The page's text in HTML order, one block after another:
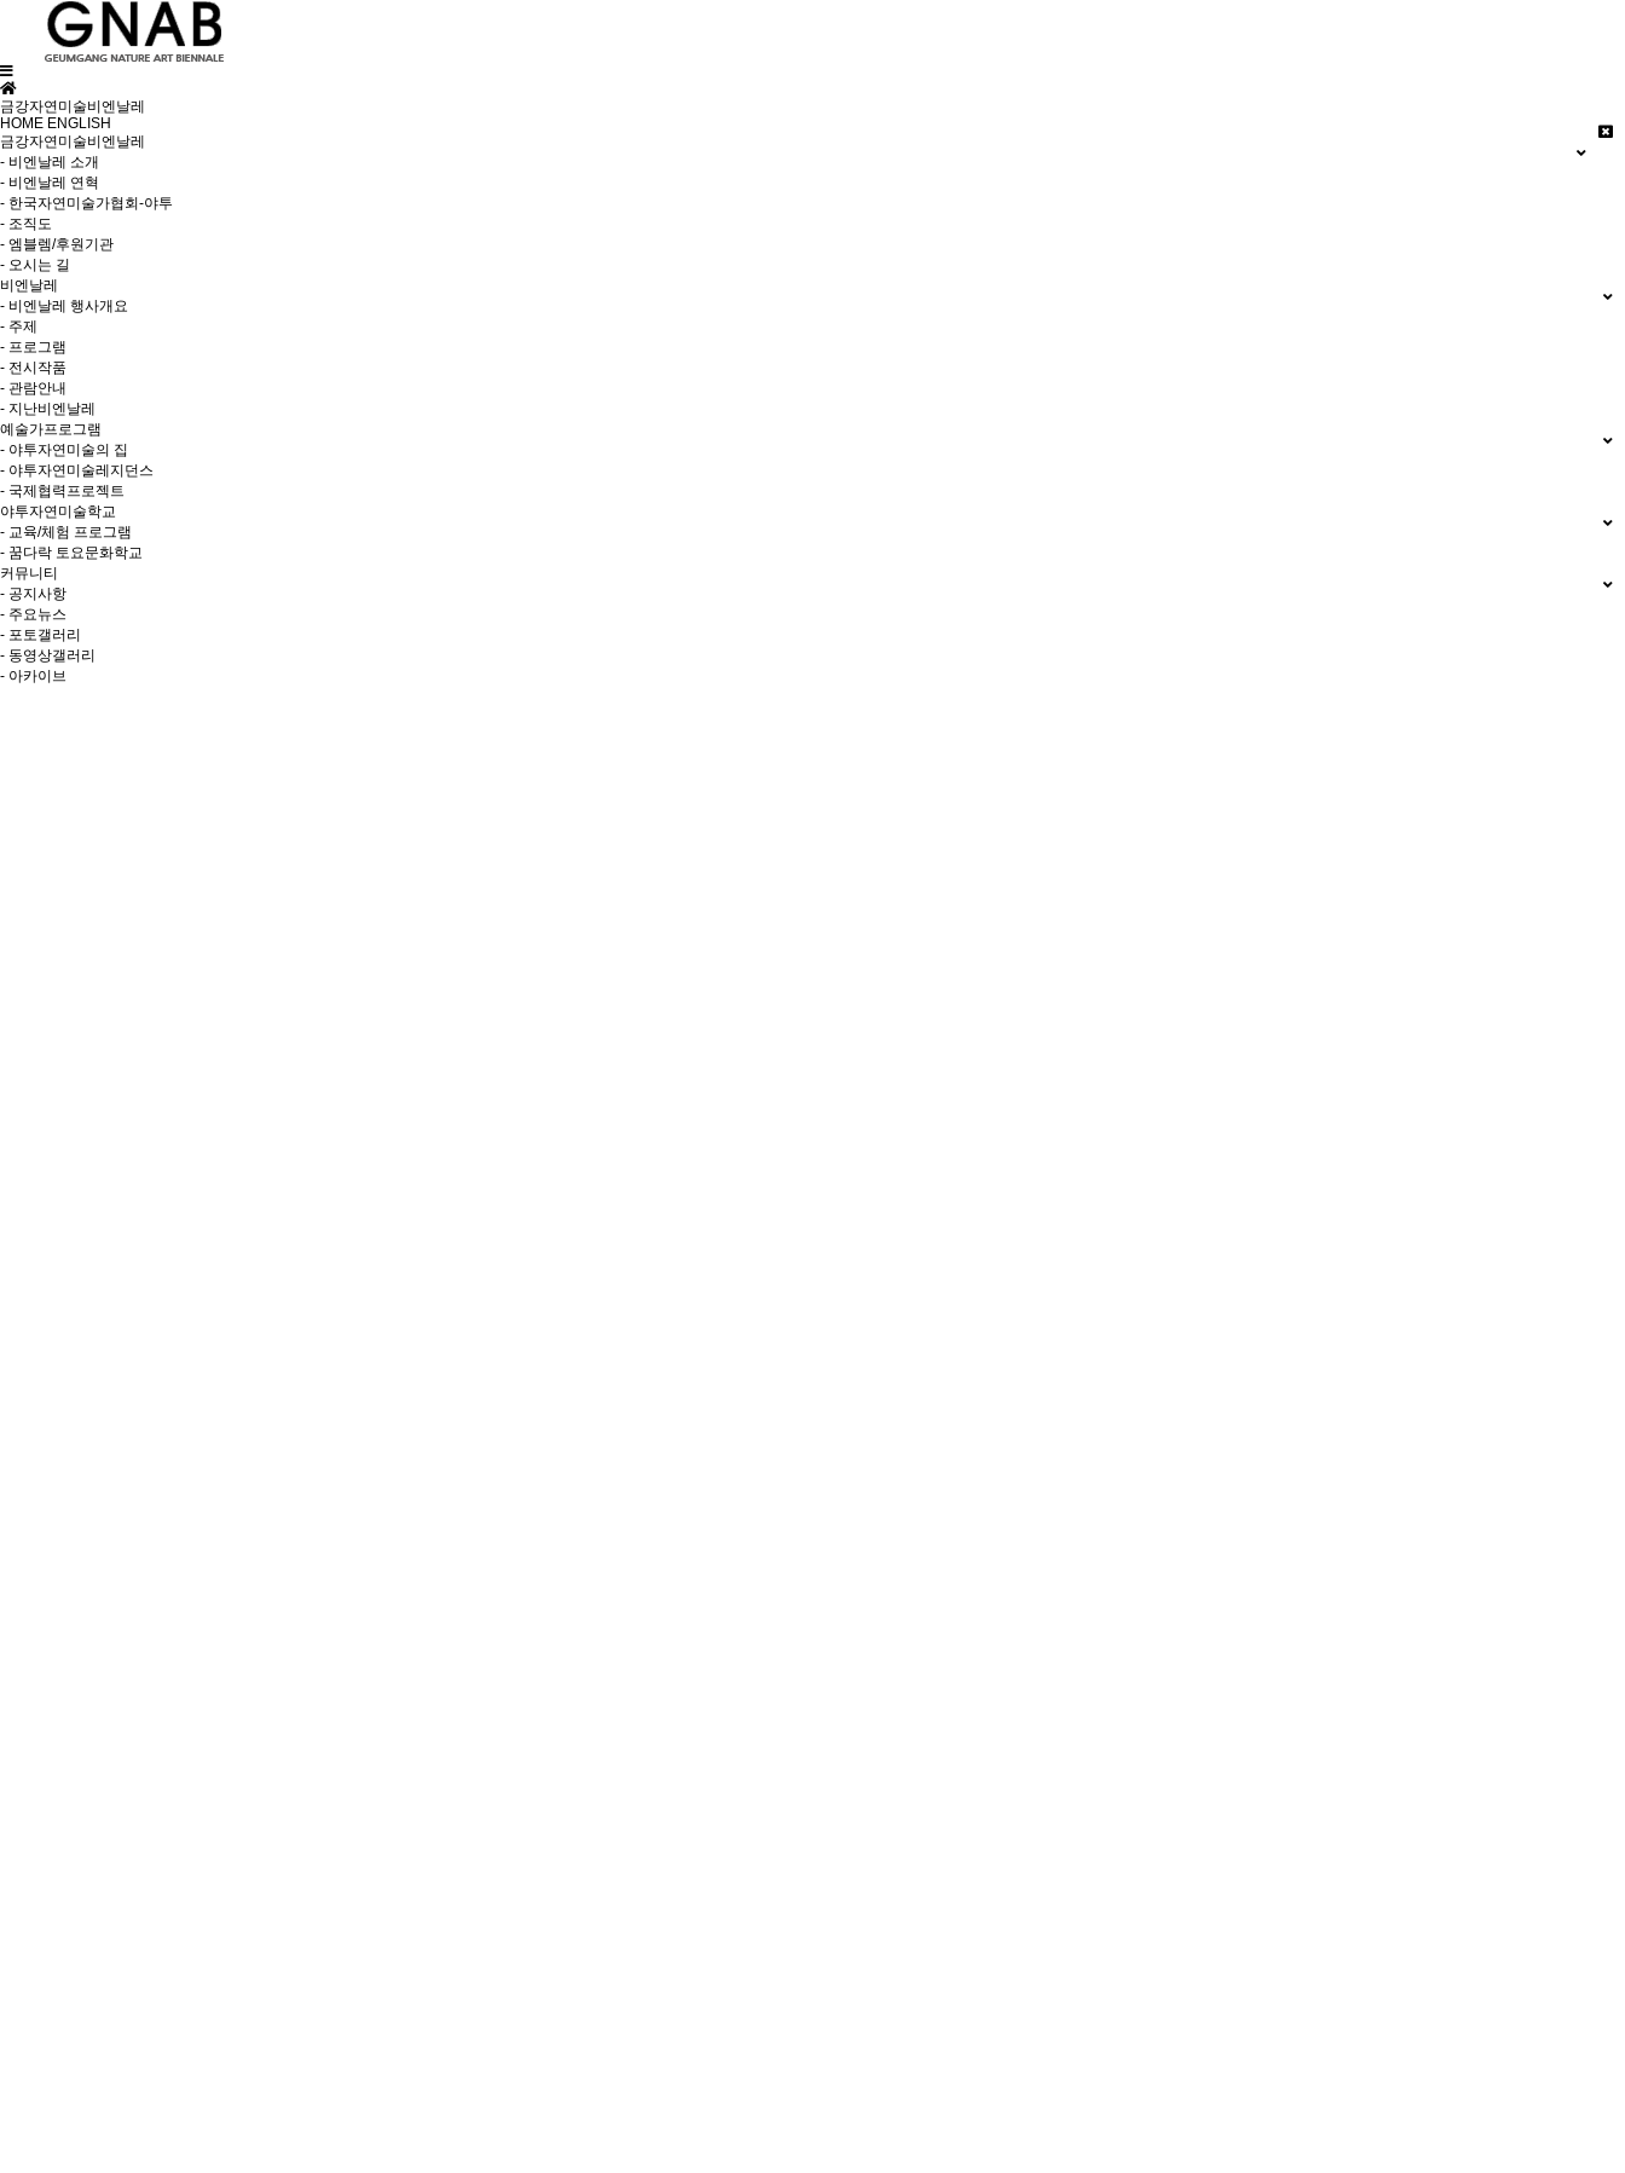
금강자연미술비엔날레
HOME ENGLISH
금강자연미술비엔날레
- 비엔날레 소개
- 비엔날레 연혁
- 한국자연미술가협회-야투
- 조직도
- 엠블렘/후원기관
- 오시는 길
비엔날레
- 비엔날레 행사개요
- 주제
- 프로그램
- 전시작품
- 관람안내
- 지난비엔날레
예술가프로그램
- 야투자연미술의 집
- 야투자연미술레지던스
- 국제협력프로젝트
야투자연미술학교
- 교육/체험 프로그램
- 꿈다락 토요문화학교
커뮤니티
- 공지사항
- 주요뉴스
- 포토갤러리
- 동영상갤러리
- 아카이브